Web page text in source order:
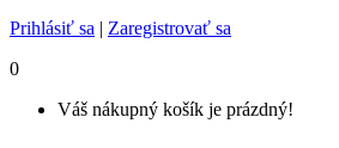
Prihlásiť sa | Zaregistrovať sa
0
Váš nákupný košík je prázdný!